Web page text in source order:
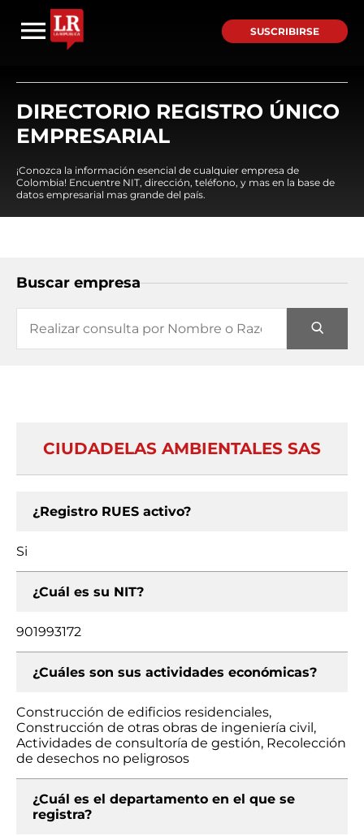
SUSCRIBIRSE
DIRECTORIO REGISTRO ÚNICO
EMPRESARIAL
¡Conozca la información esencial de cualquier empresa de
Colombia! Encuentre NIT, dirección, teléfono, y mas en la base de
datos empresarial mas grande del país.
Buscar empresa
CIUDADELAS AMBIENTALES SAS
¿Registro RUES activo?
Si
¿Cuál es su NIT?
901993172
¿Cuáles son sus actividades económicas?
Construcción de edificios residenciales,
Construcción de otras obras de ingeniería civil,
Actividades de consultoría de gestión, Recolección
de desechos no peligrosos
¿Cuál es el departamento en el que se
registra?